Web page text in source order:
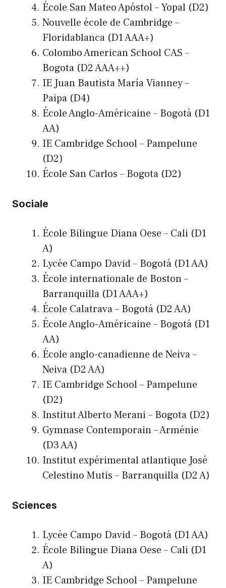
École San Mateo Apóstol – Yopal (D2)
Nouvelle école de Cambridge –
Floridablanca (D1 AAA+)
Colombo American School CAS –
Bogota (D2 AAA++)
IE Juan Bautista María Vianney –
Paipa (D4)
École Anglo-Américaine – Bogotá (D1
AA)
IE Cambridge School – Pampelune
(D2)
École San Carlos – Bogota (D2)
Sociale
École Bilingue Diana Oese – Cali (D1
A)
Lycée Campo David – Bogotá (D1 AA)
École internationale de Boston –
Barranquilla (D1 AAA+)
École Calatrava – Bogotá (D2 AA)
École Anglo-Américaine – Bogotá (D1
AA)
École anglo-canadienne de Neiva –
Neiva (D2 AA)
IE Cambridge School – Pampelune
(D2)
Institut Alberto Merani – Bogota (D2)
Gymnase Contemporain – Arménie
(D3 AA)
Institut expérimental atlantique José
Celestino Mutis – Barranquilla (D2 A)
Sciences
Lycée Campo David – Bogotá (D1 AA)
École Bilingue Diana Oese – Cali (D1
A)
IE Cambridge School – Pampelune